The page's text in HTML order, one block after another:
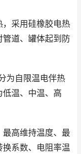
，采用硅橡胶电热
道、罐体起到防
为自限温电伴热
温、中温、高
最高维持温度、最
系数、电阻率温